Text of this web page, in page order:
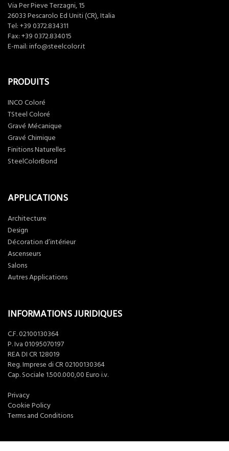
Via Per Pieve Terzagni, 15
26033 Pescarolo Ed Uniti (CR), Italia
Tel: +39 0372.834311
Fax: +39 0372.834015
E-mail: info@steelcolor.it
PRODUITS
INCO Coloré
TSteel Coloré
Gravé Mécanique
Gravé Chimique
Finitions Naturelles
SteelColorBond
APPLICATIONS
Architecture
Design
Décoration d’intérieur
Ascenseurs
Salons
Autres Applications
INFORMATIONS JURIDIQUES
C.F. 02100130364
P. Iva 01095070197
REA DI CR 128019
Reg. Imprese di CR 02100130364
Cap. Sociale 1.500.000,00 Euro i.v.
Privacy
Cookie Policy
Terms and Conditions